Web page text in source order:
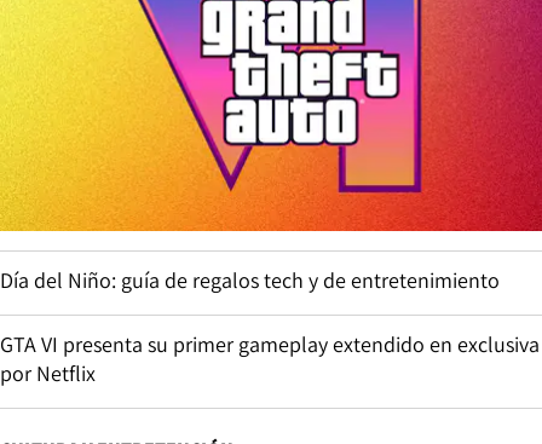
Día del Niño: guía de regalos tech y de entretenimiento
GTA VI presenta su primer gameplay extendido en exclusiva
por Netflix